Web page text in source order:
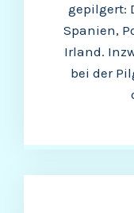
gepilgert:
Spanien,
Irland.
bei der